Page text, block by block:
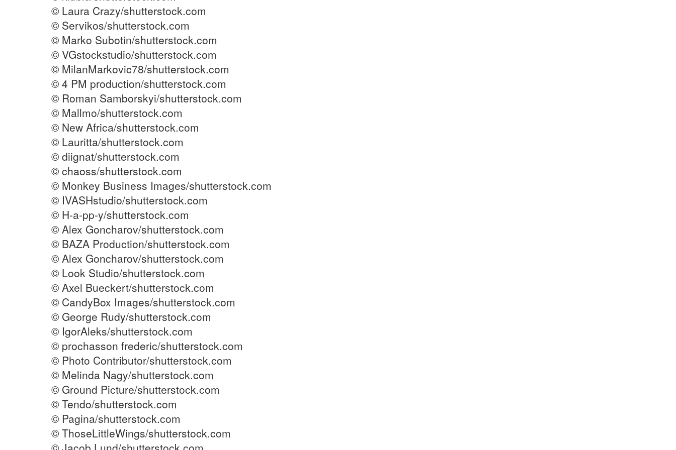
© Laura Crazy/shutterstock.com
© Servikos/shutterstock.com
© Marko Subotin/shutterstock.com
© VGstockstudio/shutterstock.com
© MilanMarkovic78/shutterstock.com
© 4 PM production/shutterstock.com
© Roman Samborskyi/shutterstock.com
© Mallmo/shutterstock.com
© New Africa/shutterstock.com
© Lauritta/shutterstock.com
© diignat/shutterstock.com
© chaoss/shutterstock.com
© Monkey Business Images/shutterstock.com
© IVASHstudio/shutterstock.com
© H-a-pp-y/shutterstock.com
© Alex Goncharov/shutterstock.com
© BAZA Production/shutterstock.com
© Alex Goncharov/shutterstock.com
© Look Studio/shutterstock.com
© Axel Bueckert/shutterstock.com
© CandyBox Images/shutterstock.com
© George Rudy/shutterstock.com
© IgorAleks/shutterstock.com
© prochasson frederic/shutterstock.com
© Photo Contributor/shutterstock.com
© Melinda Nagy/shutterstock.com
© Ground Picture/shutterstock.com
© Tendo/shutterstock.com
© Pagina/shutterstock.com
© ThoseLittleWings/shutterstock.com